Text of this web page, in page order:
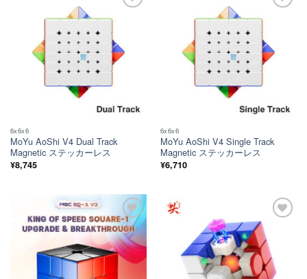
6x6x6
MoYu AoShi V4 Dual Track
Magnetic ステッカーレス
¥8,745
6x6x6
MoYu AoShi V4 Single Track
Magnetic ステッカーレス
¥6,710
ほし
い！